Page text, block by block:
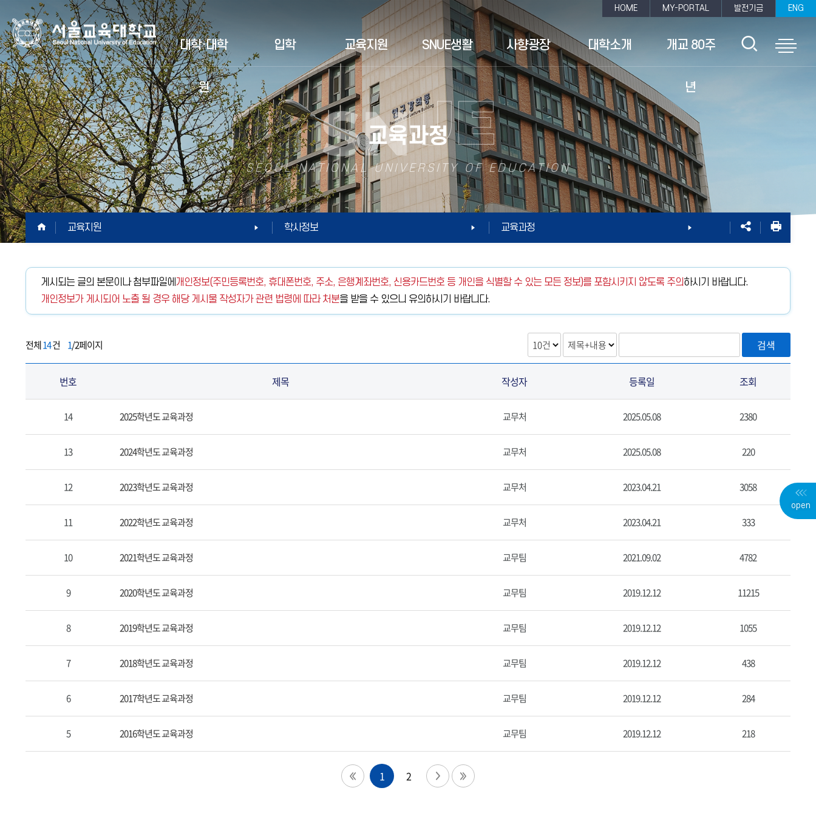
서
울
교
육
대
학
교
HOME MY-PORTAL 발전기금 ENG
대학·대학
원
입학 교육지원 SNUE생활 사향광장 대학소개 개교 80주
년
검
열
전
열
open
교육과정
SEOUL NATIONAL UNIVERSITY OF EDUCATION
HOME교육지원 학사정보 교육과정
게시되는 글의 본문이나 첨부파일에 개인정보(주민등록번호, 휴대폰번호, 주소, 은행계좌번호, 신용카드번호 등 개인을 식별할 수 있는 모든 정보)를 포함시키지 않도록 주의하시기 바랍니다.
개인정보가 게시되어 노출 될 경우 해당 게시물 작성자가 관련 법령에 따라 처분을 받을 수 있으니 유의하시기 바랍니다.
전체14건 1/2페이지 검색
시
제
작
자,
록
조
수
보
번호 제목 작성자 등록일 조회
14 2025학년도 교육과정 교무처 2025.05.08 2380
13 2024학년도 교육과정 교무처 2025.05.08 220
12 2023학년도 교육과정 교무처 2023.04.21 3058
11 2022학년도 교육과정 교무처 2023.04.21 333
10 2021학년도 교육과정 교무팀 2021.09.02 4782
9 2020학년도 교육과정 교무팀 2019.12.12 11215
8 2019학년도 교육과정 교무팀 2019.12.12 1055
7 2018학년도 교육과정 교무팀 2019.12.12 438
6 2017학년도 교육과정 교무팀 2019.12.12 284
5 2016학년도 교육과정 교무팀 2019.12.12 218
1 2